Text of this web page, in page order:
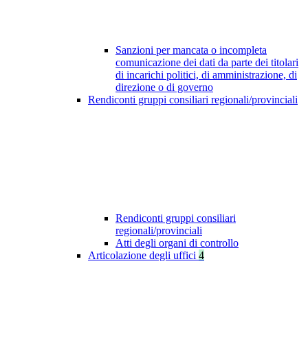
Sanzioni per mancata o incompleta
comunicazione dei dati da parte dei titolari
di incarichi politici, di amministrazione, di
direzione o di governo
Rendiconti gruppi consiliari regionali/provinciali
Rendiconti gruppi consiliari
regionali/provinciali
Atti degli organi di controllo
Articolazione degli uffici 4